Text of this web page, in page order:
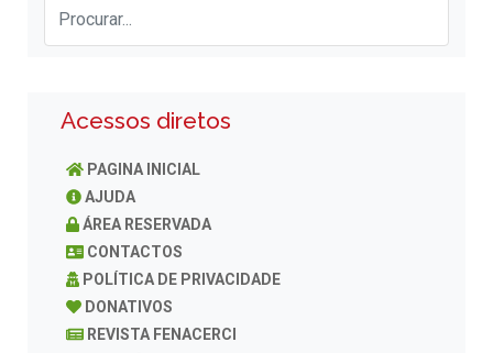
Acessos diretos
PAGINA INICIAL
AJUDA
ÁREA RESERVADA
CONTACTOS
POLÍTICA DE PRIVACIDADE
DONATIVOS
REVISTA FENACERCI